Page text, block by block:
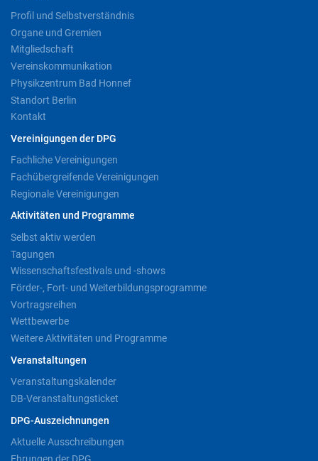
Profil und Selbstverständnis
Organe und Gremien
Mitgliedschaft
Vereinskommunikation
Physikzentrum Bad Honnef
Standort Berlin
Kontakt
Vereinigungen der DPG
Fachliche Vereinigungen
Fachübergreifende Vereinigungen
Regionale Vereinigungen
Aktivitäten und Programme
Selbst aktiv werden
Tagungen
Wissenschaftsfestivals und -shows
Förder-, Fort- und Weiterbildungsprogramme
Vortragsreihen
Wettbewerbe
Weitere Aktivitäten und Programme
Veranstaltungen
Veranstaltungskalender
DB-Veranstaltungsticket
DPG-Auszeichnungen
Aktuelle Ausschreibungen
Ehrungen der DPG